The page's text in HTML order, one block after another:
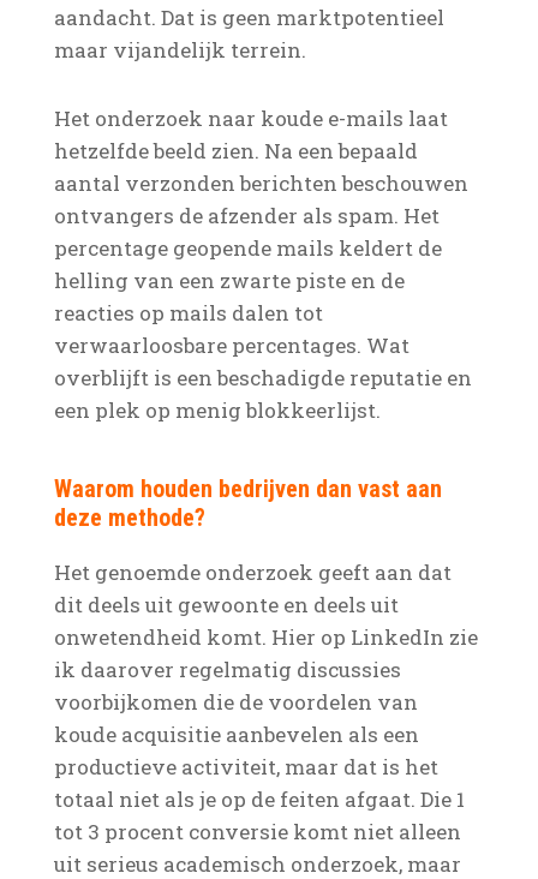
aandacht. Dat is geen marktpotentieel
maar vijandelijk terrein.
Het onderzoek naar koude e-mails laat
hetzelfde beeld zien. Na een bepaald
aantal verzonden berichten beschouwen
ontvangers de afzender als spam. Het
percentage geopende mails keldert de
helling van een zwarte piste en de
reacties op mails dalen tot
verwaarloosbare percentages. Wat
overblijft is een beschadigde reputatie en
een plek op menig blokkeerlijst.
Waarom houden bedrijven dan vast aan
deze methode?
Het genoemde onderzoek geeft aan dat
dit deels uit gewoonte en deels uit
onwetendheid komt. Hier op LinkedIn zie
ik daarover regelmatig discussies
voorbijkomen die de voordelen van
koude acquisitie aanbevelen als een
productieve activiteit, maar dat is het
totaal niet als je op de feiten afgaat. Die 1
tot 3 procent conversie komt niet alleen
uit serieus academisch onderzoek, maar